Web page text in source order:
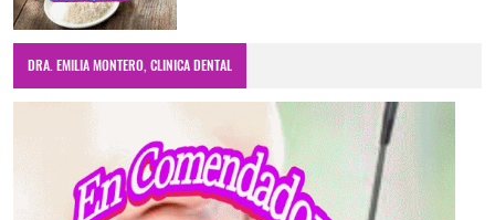
DRA. EMILIA MONTERO, CLINICA DENTAL